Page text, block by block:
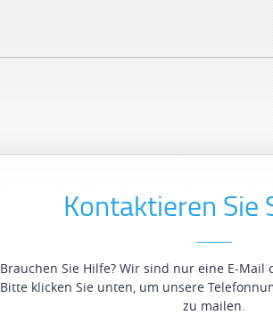
Kontaktieren Sie
Brauchen Sie Hilfe? Wir sind nur eine E-
Bitte klicken Sie unten, um unsere
zu mailen.